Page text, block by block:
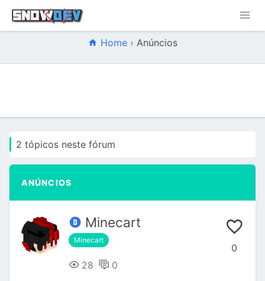
Home › Anúncios
2 tópicos neste fórum
ANÚNCIOS
0
Minecart
Minecart
28 0